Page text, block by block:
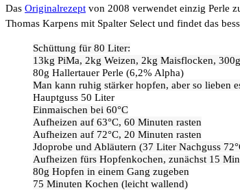
Das Originalrezept von 2008 verwendet einzig Perle
Thomas Karpens mit Spalter Select und findet das
Schüttung für 80 Liter:
13kg PiMa, 2kg Weizen, 2kg Maisflocken,
80g Hallertauer Perle (6,2% Alpha)
Man kann ruhig stärker hopfen, aber so lieben
Hauptguss 50 Liter
Einmaischen bei 60°C
Aufheizen auf 63°C, 60 Minuten rasten
Aufheizen auf 72°C, 20 Minuten rasten
Jdoprobe und Abläutern (37 Liter Nachguss
Aufheizen fürs Hopfenkochen, zunächst 15
80g Hopfen in einem Gang zugeben
75 Minuten Kochen (leicht wallend)